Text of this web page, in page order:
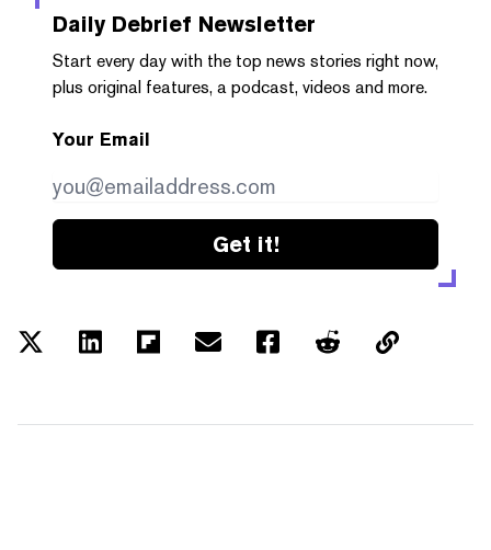
Daily Debrief Newsletter
Start every day with the top news stories right now,
plus original features, a podcast, videos and more.
Your Email
Get it!